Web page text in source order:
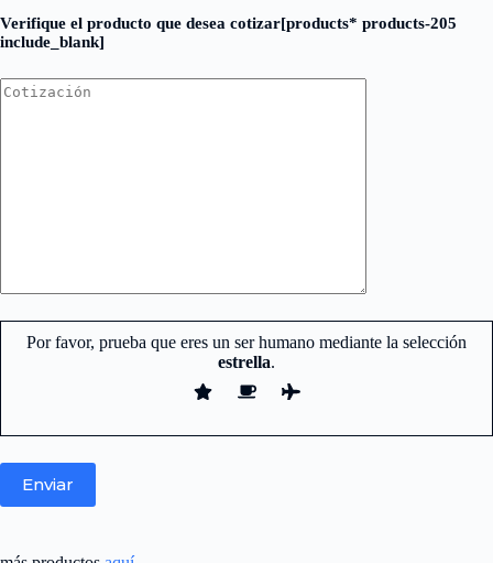
Verifique el producto que desea cotizar[products* products-205
include_blank]
Por favor, prueba que eres un ser humano mediante la selección
estrella.